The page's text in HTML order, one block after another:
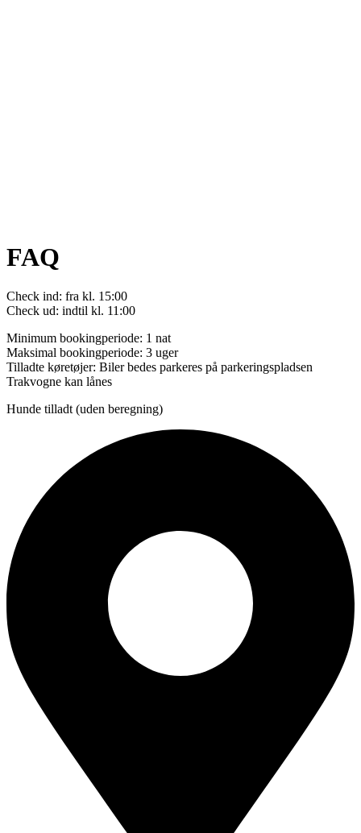
FAQ
Check ind: fra kl. 15:00
Check ud: indtil kl. 11:00
Minimum bookingperiode: 1 nat
Maksimal bookingperiode: 3 uger
Tilladte køretøjer: Biler bedes parkeres på parkeringspladsen
Trakvogne kan lånes
Hunde tilladt (uden beregning)